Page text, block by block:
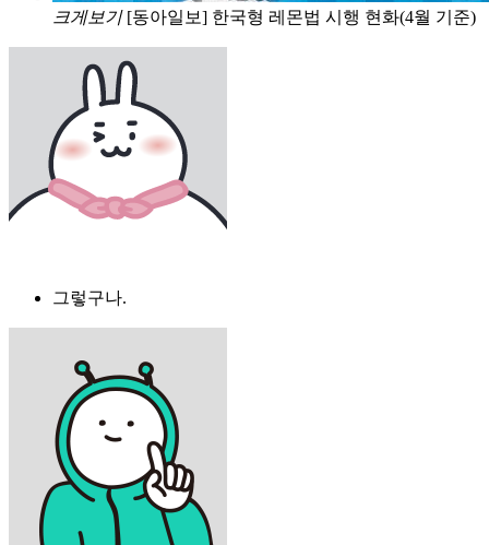
크게보기 [동아일보] 한국형 레몬법 시행 현화(4월 기준)
그렇구나.